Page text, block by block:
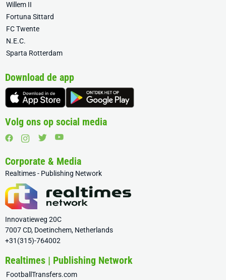
Willem II
Fortuna Sittard
FC Twente
N.E.C.
Sparta Rotterdam
Download de app
Volg ons op social media
Corporate & Media
Realtimes - Publishing Network
Innovatieweg 20C
7007 CD, Doetinchem, Netherlands
+31(315)-764002
Realtimes | Publishing Network
FootballTransfers.com